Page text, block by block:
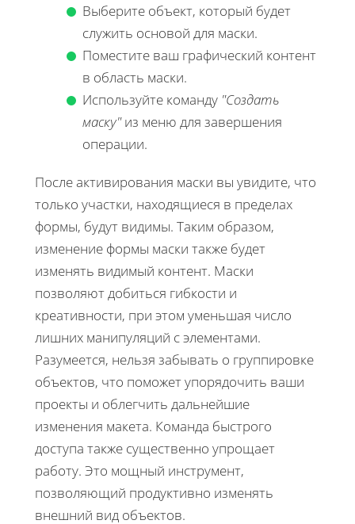
Выберите объект, который будет
служить основой для маски.
Поместите ваш графический контент
в область маски.
Используйте команду "Создать
маску"из меню для завершения
операции.
После активирования маски вы увидите, что
только участки, находящиеся в пределах
формы, будут видимы. Таким образом,
изменение формы маски также будет
изменять видимый контент. Маски
позволяют добиться гибкости и
креативности, при этом уменьшая число
лишних манипуляций с элементами.
Разумеется, нельзя забывать о группировке
объектов, что поможет упорядочить ваши
проекты и облегчить дальнейшие
изменения макета. Команда быстрого
доступа также существенно упрощает
работу. Это мощный инструмент,
позволяющий продуктивно изменять
внешний вид объектов.